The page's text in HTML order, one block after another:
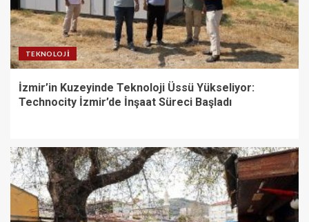
TEKNOLOJI
İzmir’in Kuzeyinde Teknoloji Üssü Yükseliyor:
Technocity İzmir’de İnşaat Süreci Başladı